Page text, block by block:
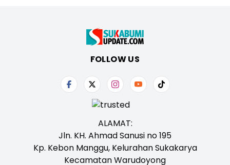
FOLLOW US
ALAMAT:
Jln. KH. Ahmad Sanusi no 195
Kp. Kebon Manggu, Kelurahan Sukakarya
Kecamatan Warudoyong